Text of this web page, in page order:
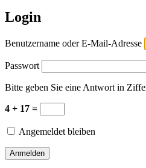
Login
Benutzername oder E-Mail-Adresse
Passwort
Bitte geben Sie eine Antwort in
4 + 17 =
Angemeldet bleiben